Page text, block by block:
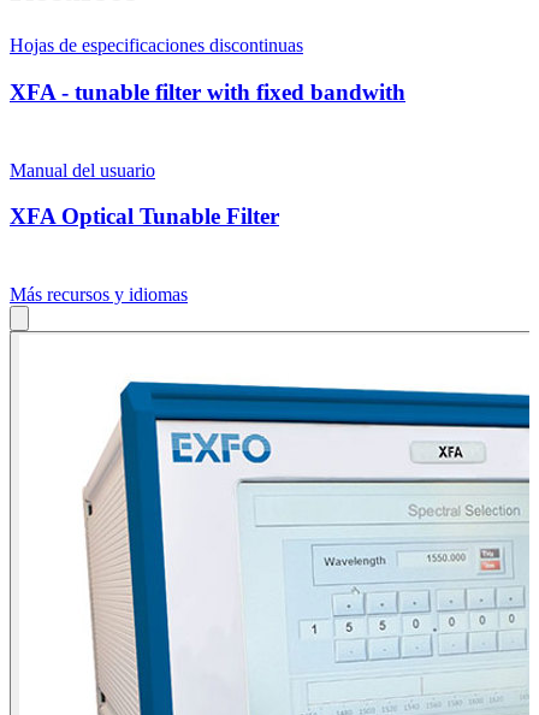
Hojas de especificaciones discontinuas
XFA - tunable filter with fixed bandwith
Manual del usuario
XFA Optical Tunable Filter
Más recursos y idiomas